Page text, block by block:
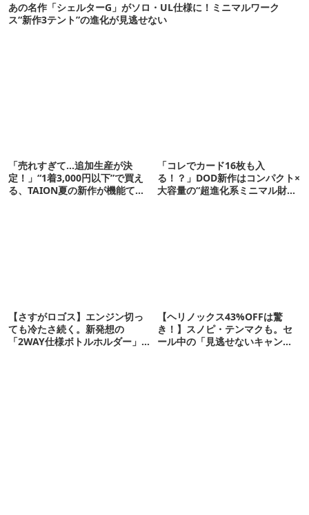
あの名作「シェルターG」がソロ・UL仕様に！ミニマルワーク
ス“新作3テント”の進化が見逃せない
「売れすぎて…追加生産が決
定！」“1着3,000円以下”で買え
る、TAION夏の新作が機能てん
「コレでカード16枚も入
る！？」DOD新作はコンパクト×
大容量の“超進化系ミニマル財
【さすがロゴス】エンジン切っ
ても冷たさ続く。新発想の
「2WAY仕様ボトルホルダー」が
【ヘリノックス43%OFFは驚
き！】スノピ・テンマクも。セ
ール中の「見逃せないキャンプ